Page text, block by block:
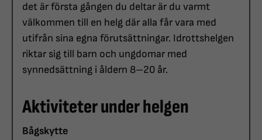
det är första gången du deltar är du varmt
välkommen till en helg där alla får vara med
utifrån sina egna förutsättningar. Idrottshelgen
riktar sig till barn och ungdomar med
synnedsättning i åldern 8–20 år.
Aktiviteter under helgen
Bågskytte